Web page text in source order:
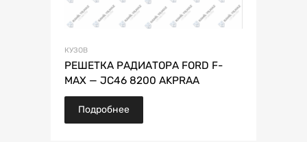
КУЗОВ
РЕШЕТКА РАДИАТОРА FORD F-
MAX — JC46 8200 AKPRAA
Подробнее